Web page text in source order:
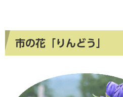
市の花「りんどう」